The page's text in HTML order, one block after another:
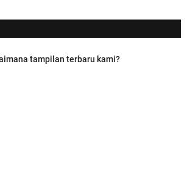
tampilan terbaru kami?